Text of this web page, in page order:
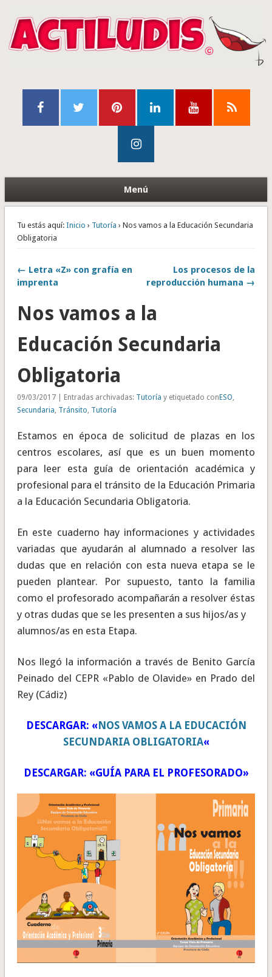
Menú
Tu estás aquí: Inicio › Tutoría › Nos vamos a la Educación Secundaria
Obligatoria
← Letra «Z» con grafía en
imprenta
Los procesos de la
reproducción humana →
Nos vamos a la
Educación Secundaria
Obligatoria
09/03/2017 | Entradas archivadas: Tutoría y etiquetado con ESO,
Secundaria, Tránsito, Tutoría
Estamos en época de solicitud de plazas en los
centros escolares, así que es un buen momento
para leer esta guía de orientación académica y
profesional para el tránsito de la Educación Primaria
a la Educación Secundaria Obligatoria.
En este cuaderno hay informaciones y actividades
variadas que ayudarán al alumnado a resolver las
dudas que en relación con esta nueva etapa se le
pueden plantear. Por supuesto, tanto la familia
como el profesorado acompañarán a resolver éstas
y otras dudas que se les presenten a sus hijos/as y
alumnos/as en esta Etapa.
Nos llegó la información a través de Benito García
Peinado del CEPR «Pablo de Olavide» en Prado del
Rey (Cádiz)
DESCARGAR: «NOS VAMOS A LA EDUCACIÓN
SECUNDARIA OBLIGATORIA«
DESCARGAR: «GUÍA PARA EL PROFESORADO»